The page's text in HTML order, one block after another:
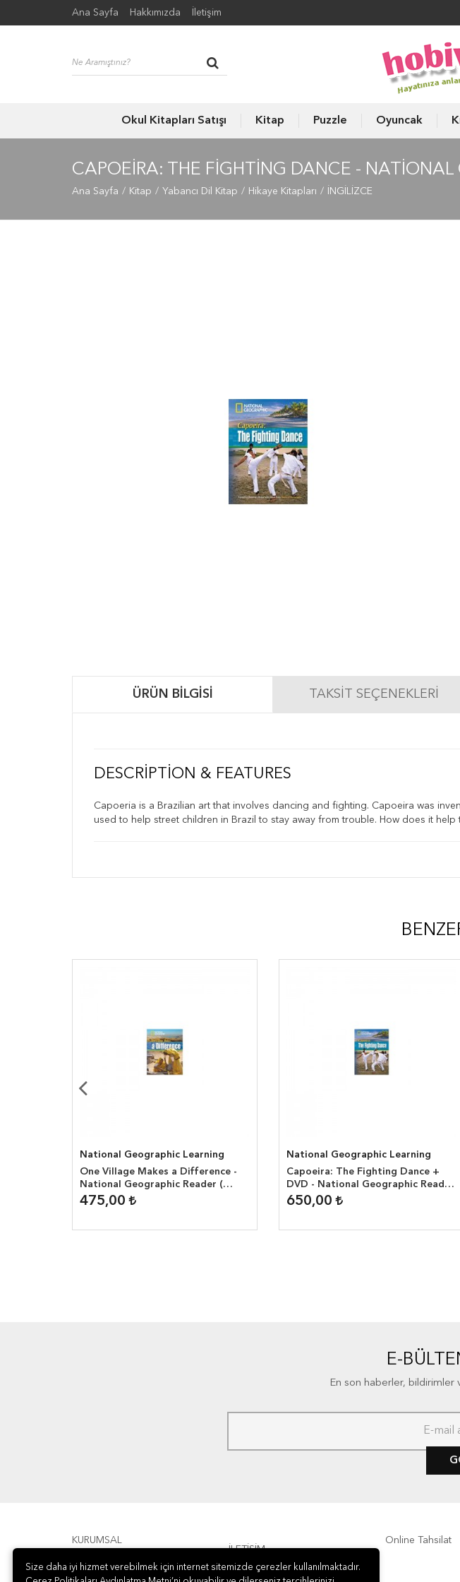
Ana Sayfa Hakkımızda İletişim
Okul Kitapları Satışı Kitap Puzzle Oyuncak
CAPOEIRA: THE FIGHTING DANCE -
Ana Sayfa Kitap Yabancı Dil Kitap Hikaye Kitapları İNGİLİZCE
ÜRÜN BILGISI TAKSIT SEÇENEKLERI
DESCRIPTION & FEATURES
Capoeria is a Brazilian art that involves dancing and fighting. Capoeira was
used to help street children in Brazil to stay away from trouble. How does it
National Geographic Learning
One Village Makes a Difference -
National Geographic Reader (
1300 headwords )
475,00
National Geographic Learning
Capoeira: The Fighting Dance +
DVD - National Geographic Reader
( 1600 headwords )
650,00
E-
En son haberler, bildirimler
KURUMSAL
ÖDEME
İLETİŞİM
Online Tahsilat
Size daha iyi hizmet verebilmek için internet sitemizde çerezler kullanılmaktadır.